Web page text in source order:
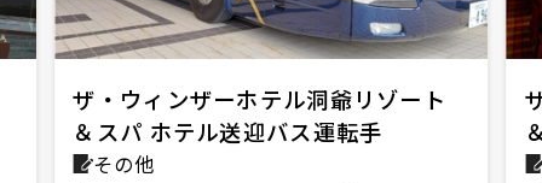
ザ・ウィンザーホテル洞爺リゾート
＆スパ ホテル送迎バス運転手
その他